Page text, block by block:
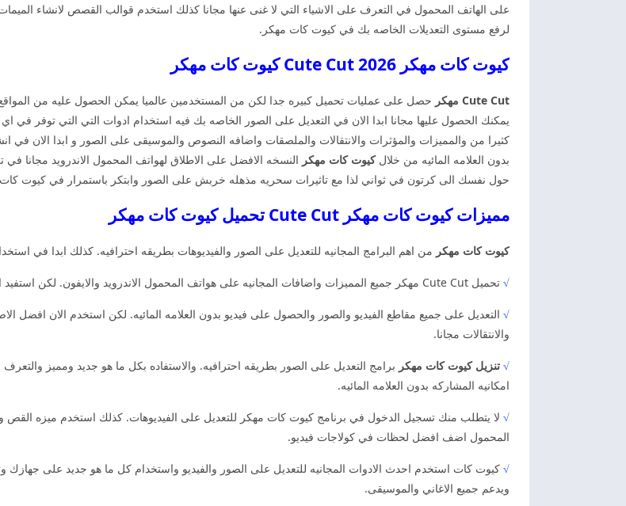
على الهاتف المحمول في التعرف على الاشياء التي لا غنى عنها مجانا كذلك استخدم قوالب القصص لانشاء
لرفع مستوى التعديلات الخاصه بك في كيوت كات مهكر.
كيوت كات مهكر 2026 Cute Cut كيوت كات مهكر
Cute Cut مهكر
حصل على عمليات تحميل كبيره جدا لكن من المستخدمين عالميا يمكن الحصول عليه من المواقع
يمكنك الحصول عليها مجانا ابدا الان في التعديل على الصور الخاصه بك فيه استخدام ادوات التي التي توفر في
كثيرا من والمميزات والمؤثرات والانتقالات والملصقات واضافه النصوص والموسيقى على الصور و ابدا الان
بدون العلامه المائيه من خلالكيوت كات مهكر النسخه الافضل على الاطلاق لهواتف المحمول الاندرويد مجانا
حول نفسك الى كرتون في ثواني لذا مع تاثيرات سحريه مذهله خربش على الصور وابتكر باستمرار في كيوت
مميزات كيوت كات مهكر Cute Cut تحميل كيوت كات مهكر
كيوت كات مهكر من اهم البرامج المجانيه للتعديل على الصور والفيديوهات بطريقه احترافيه. كذلك ابدا في
√ تحميل Cute Cut مهكر جميع المميزات واضافات المجانيه على هواتف المحمول الاندرويد والايفون. لكن استفيد الان من البرنامج للتعديل على الصور والفيديو بطريقه مميزه.
√ التعديل على جميع مقاطع الفيديو والصور والحصول على فيديو بدون العلامه المائيه. لكن استخدم الان افضل
والانتقالات مجانا.
√ تنزيل كيوت كات مهكر برامج التعديل على الصور بطريقه احترافيه. والاستفاده بكل ما هو جديد ومميز والتعرف
امكانيه المشاركه بدون العلامه المائيه.
√ لا يتطلب منك تسجيل الدخول في برنامج كيوت كات مهكر للتعديل على الفيديوهات. كذلك استخدم ميزه
المحمول اضف افضل لحظات في كولاجات فيديو.
√ كيوت كات استخدم احدث الادوات المجانيه للتعديل على الصور والفيديو واستخدام كل ما هو جديد على جهازك
ويدعم جميع الاغاني والموسيقى.